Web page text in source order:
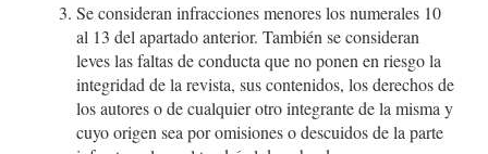
Se consideran infracciones menores los numerales 10
al 13 del apartado anterior. También se consideran
leves las faltas de conducta que no ponen en riesgo la
integridad de la revista, sus contenidos, los derechos de
los autores o de cualquier otro integrante de la misma y
cuyo origen sea por omisiones o descuidos de la parte